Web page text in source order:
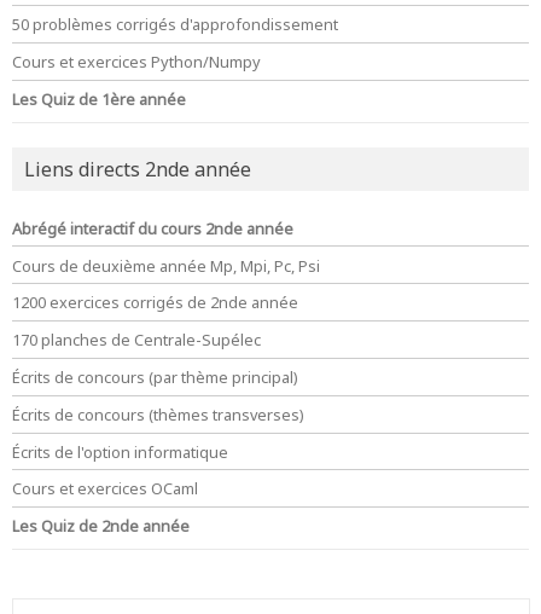
50 problèmes corrigés d'approfondissement
Cours et exercices Python/Numpy
Les Quiz de 1ère année
Liens directs 2nde année
Abrégé interactif du cours 2nde année
Cours de deuxième année Mp, Mpi, Pc, Psi
1200 exercices corrigés de 2nde année
170 planches de Centrale-Supélec
Écrits de concours (par thème principal)
Écrits de concours (thèmes transverses)
Écrits de l'option informatique
Cours et exercices OCaml
Les Quiz de 2nde année